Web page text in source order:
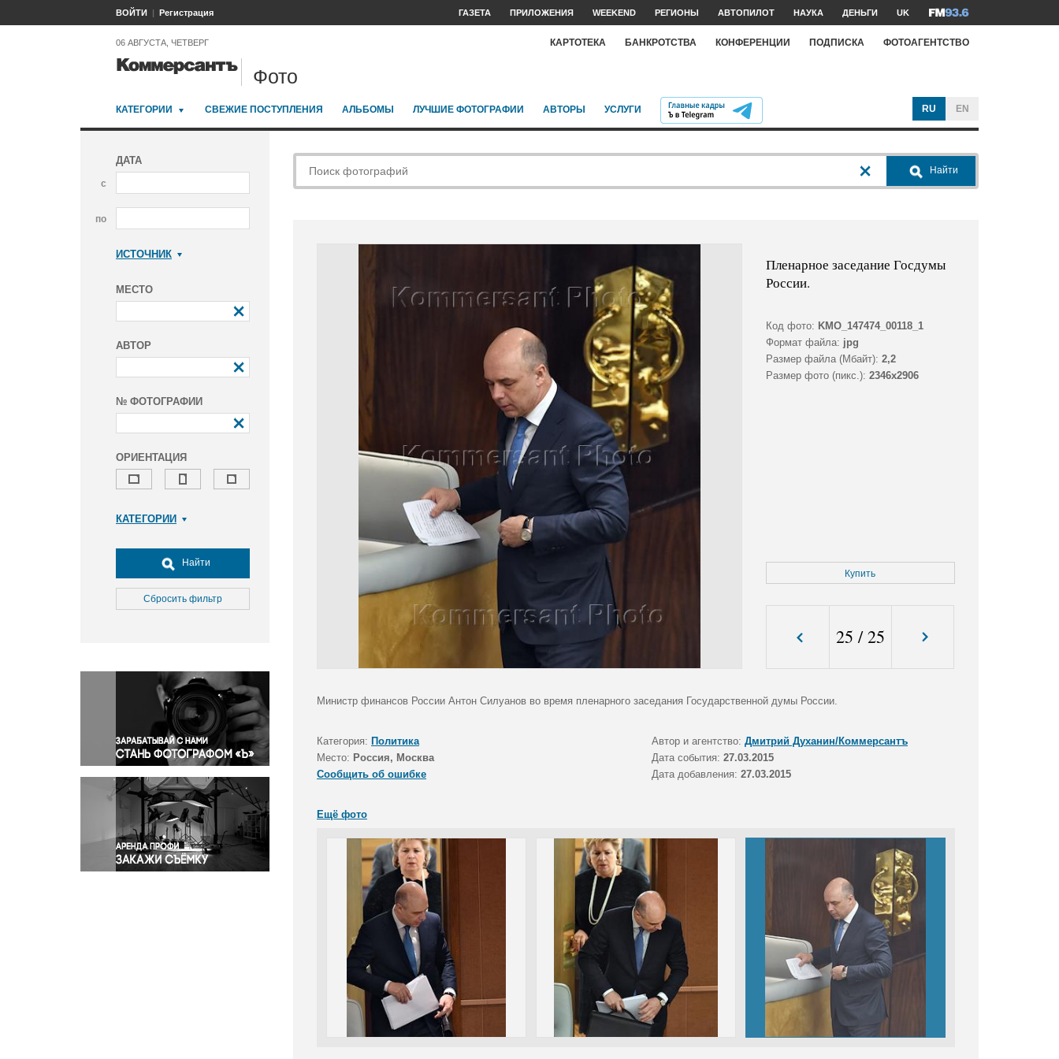
ВОЙТИ Регистрация ГАЗЕТА ПРИЛОЖЕНИЯ WEEKEND РЕГИОНЫ АВТОПИЛОТ НАУКА ДЕНЬГИ UK
06 АВГУСТА, ЧЕТВЕРГ КАРТОТЕКА БАНКРОТСТВА КОНФЕРЕНЦИИ ПОДПИСКА ФОТОАГЕНТСТВО
Фото
КАТЕГОРИИ СВЕЖИЕ ПОСТУПЛЕНИЯ АЛЬБОМЫ ЛУЧШИЕ ФОТОГРАФИИ АВТОРЫ УСЛУГИ RU EN
ДАТА
с
по
ИСТОЧНИК
МЕСТО
АВТОР
№ ФОТОГРАФИИ
ОРИЕНТАЦИЯ
КАТЕГОРИИ
Досуг, туризм и отдых
Культура
Медицина
Окружающая среда
Политика
Правосудие
Происшествия и конфликты
Религия
Светская жизнь
Спорт
Экология
Экономика и бизнес
Найти
Сбросить фильтр
Найти
Пленарное заседание Госдумы
России.
Код фото: KMO_147474_00118_1
Формат файла: jpg
Размер файла (Мбайт): 2,2
Размер фото (пикс.): 2346x2906
Купить
25 /25
Министр финансов России Антон Силуанов во время пленарного заседания Государственной думы России.
Категория: Политика Автор и агентство: Дмитрий Духанин/Коммерсантъ
Место: Россия, Москва Дата события: 27.03.2015
Сообщить об ошибке
Дата добавления: 27.03.2015
Ещё фото